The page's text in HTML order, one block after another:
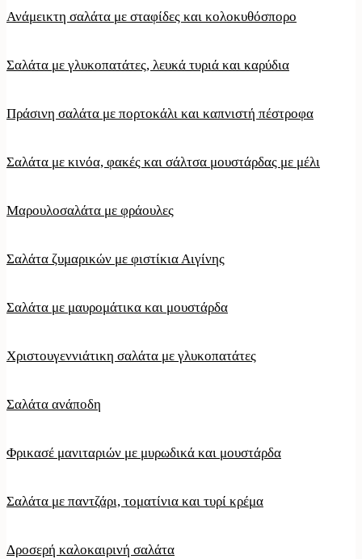
Ανάμεικτη σαλάτα με σταφίδες και κολοκυθόσπορο
Σαλάτα με γλυκοπατάτες, λευκά τυριά και καρύδια
Πράσινη σαλάτα με πορτοκάλι και καπνιστή πέστροφα
Σαλάτα με κινόα, φακές και σάλτσα μουστάρδας με μέλι
Μαρουλοσαλάτα με φράουλες
Σαλάτα ζυμαρικών με φιστίκια Αιγίνης
Σαλάτα με μαυρομάτικα και μουστάρδα
Χριστουγεννιάτικη σαλάτα με γλυκοπατάτες
Σαλάτα ανάποδη
Φρικασέ μανιταριών με μυρωδικά και μουστάρδα
Σαλάτα με παντζάρι, τοματίνια και τυρί κρέμα
Δροσερή καλοκαιρινή σαλάτα